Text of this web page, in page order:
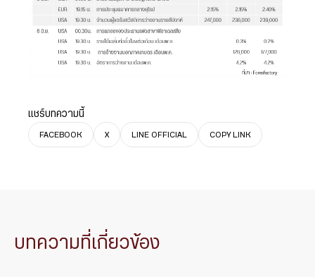
แชร์บทความนี้
FACEBOOK X LINE OFFICIAL COPY LINK
บทความที่เกี่ยวข้อง